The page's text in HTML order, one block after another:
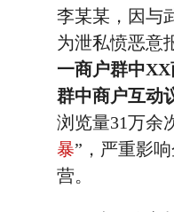
李某某，因与
为泄私愤恶意
一商户群中XX
群中商户互动
浏览量31万余
暴”，严重影
营。